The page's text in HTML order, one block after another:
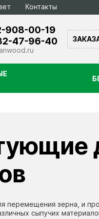
Контакты
908-00-19
47-96-40
перемещения зерна, и
сыпучих